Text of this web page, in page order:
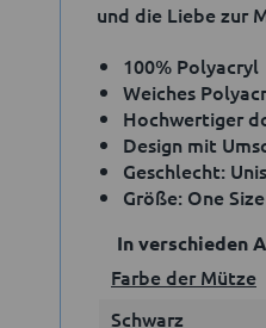
und die Liebe zur
100% Polyacryl
Weiches
Hochwertiger
Design mit
Geschlecht:
Größe: One Size
In verschieden
Farbe der Mütze
Schwarz